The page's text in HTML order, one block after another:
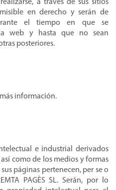
a través de sus sitios
en derecho y serán de
el tiempo en que se
web y hasta que no sean
posteriores.
información.
e industrial derivados
como de los medios y formas
páginas pertenecen, per se o
PAGÈS SL. Serán, por lo